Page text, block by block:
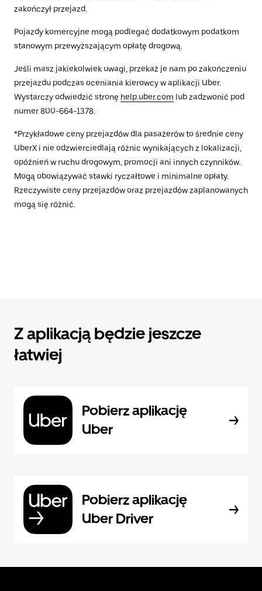
zakończył przejazd.
Pojazdy komercyjne mogą podlegać dodatkowym podatkom
stanowym przewyższającym opłatę drogową.
Jeśli masz jakiekolwiek uwagi, przekaż je nam po zakończeniu
przejazdu podczas oceniania kierowcy w aplikacji Uber.
Wystarczy odwiedzić stronę help.uber.com lub zadzwonić pod
numer 800-664-1378.
*Przykładowe ceny przejazdów dla pasażerów to średnie ceny
UberX i nie odzwierciedlają różnic wynikających z lokalizacji,
opóźnień w ruchu drogowym, promocji ani innych czynników.
Mogą obowiązywać stawki ryczałtowe i minimalne opłaty.
Rzeczywiste ceny przejazdów oraz przejazdów zaplanowanych
mogą się różnić.
Z aplikacją będzie jeszcze
łatwiej
Pobierz aplikację
Uber
Pobierz aplikację
Uber Driver